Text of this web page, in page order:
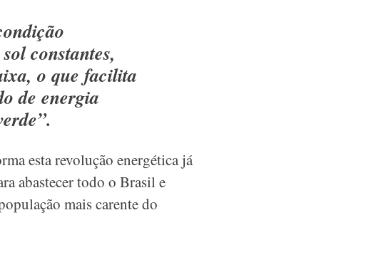
constantes,
o que facilita
de energia
esta revolução energética já
abastecer todo o Brasil e
mais carente do